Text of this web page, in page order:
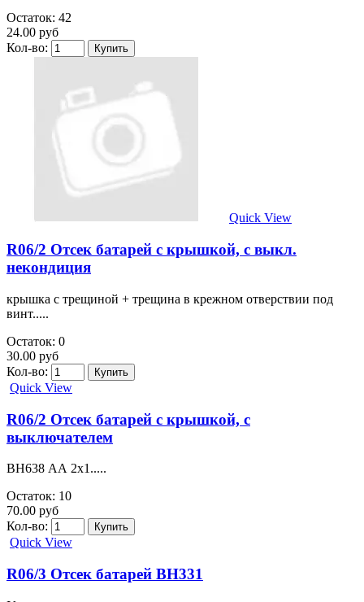
Остаток: 42
24.00 руб
Кол-во:
Quick View
R06/2 Отсек батарей с крышкой, с выкл.
некондиция
крышка с трещиной + трещина в крежном отверствии под
винт.....
Остаток: 0
30.00 руб
Кол-во:
Quick View
R06/2 Отсек батарей с крышкой, с
выключателем
BH638 АА 2х1.....
Остаток: 10
70.00 руб
Кол-во:
Quick View
R06/3 Отсек батарей BH331